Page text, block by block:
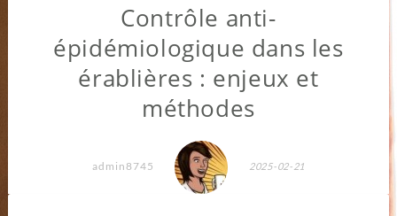
Contrôle anti-
épidémiologique dans les
érablières : enjeux et
méthodes
admin8745 2025-02-21